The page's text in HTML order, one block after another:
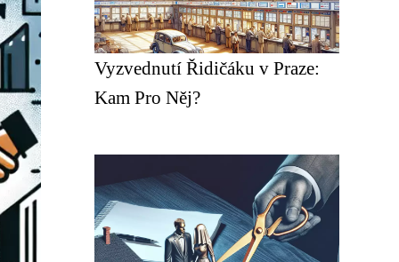
Vyzvednutí Řidičáku v Praze:
Kam Pro Něj?